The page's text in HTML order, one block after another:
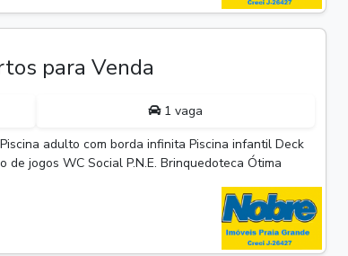
para Venda
1 vaga
adulto com borda infinita Piscina infantil Deck
jogos WC Social P.N.E. Brinquedoteca Ótima